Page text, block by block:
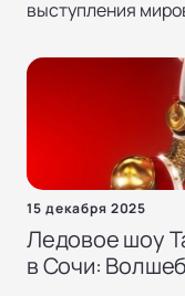
выступления
15 декабря 2025
Ледовое шоу
в Сочи: